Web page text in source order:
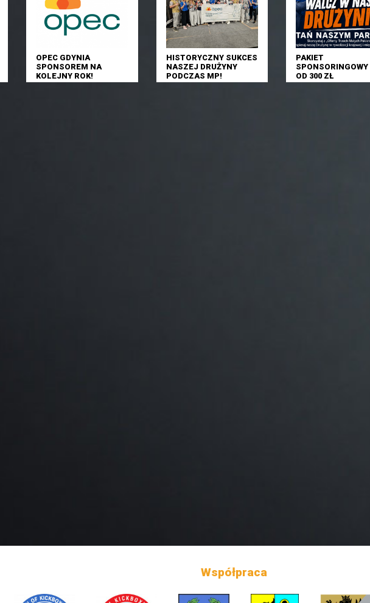
OPEC GDYNIA
SPONSOREM NA
KOLEJNY ROK!
HISTORYCZNY SUKCES
NASZEJ DRUŻYNY
PODCZAS MP!
PAKIET
OD 300 ZŁ
Współpraca